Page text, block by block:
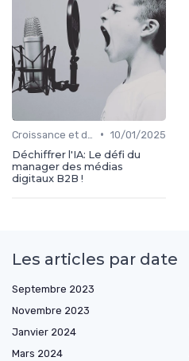
• 10/01/2025
Déchiffrer l'IA: Le défi du
manager des médias
digitaux B2B !
Les articles par date
Septembre 2023
Novembre 2023
Janvier 2024
Mars 2024